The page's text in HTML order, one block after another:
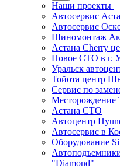
Наши проекты
Автосервис
Автосервис
Шиномонтаж
Астана Cherry
Новое СТО в г.
Уральск
Тойота центр
Сервис по
Месторождение
Астана СТО
Автоцентр
Автосервис в
Оборудование
"Diamond"